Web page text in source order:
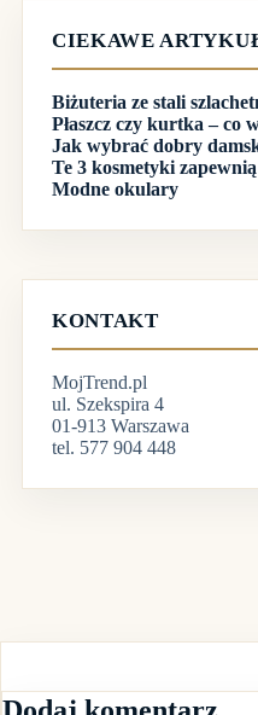
CIEKAWE
Biżuteria ze stali
Płaszcz czy kurtka – co
Jak wybrać dobry
Te 3 kosmetyki
Modne okulary
KONTAKT
MojTrend.pl
ul. Szekspira 4
01-913 Warszawa
tel. 577 904 448